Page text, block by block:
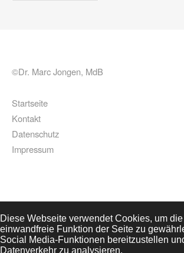
©Dr. Marc Jongen, MdB
Startseite
Kontakt
Datenschutz
Impressum
Diese Webseite verwendet Cookies, um die
einwandfreie Funktion der Seite zu
Social Media-Funktionen bereitzustellen
Datenverkehr zu analysieren.